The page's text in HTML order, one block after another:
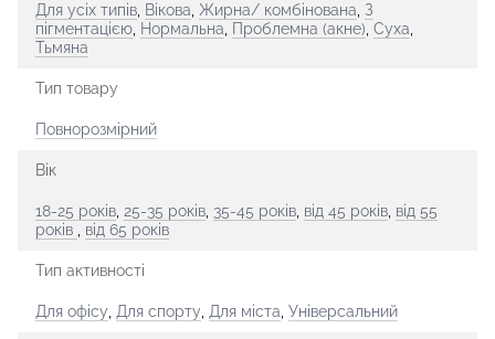
Для усіх типів, Вікова, Жирна/ комбінована, З
пігментацією, Нормальна, Проблемна (акне), Суха,
Тьмяна
Тип товару
Повнорозмірний
Вік
18-25 років, 25-35 років, 35-45 років, від 45 років, від 55
років , від 65 років
Тип активності
Для офісу, Для спорту, Для міста, Універсальний